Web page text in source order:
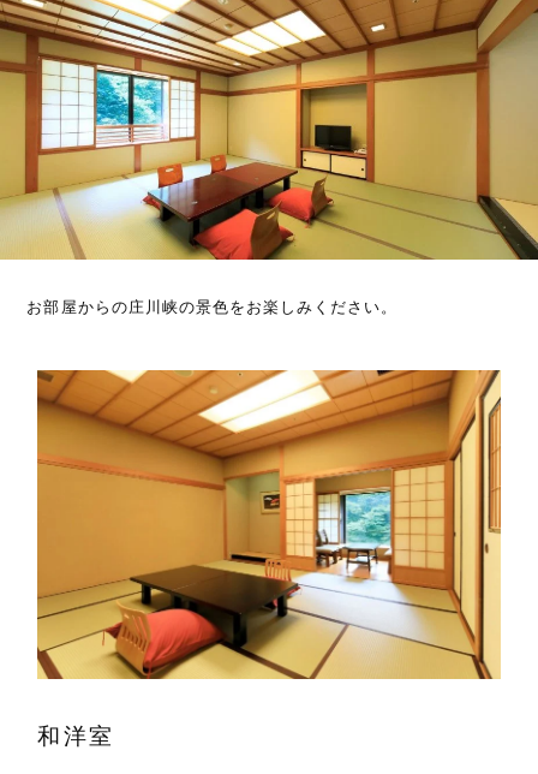
お部屋からの庄川峡の景色をお楽しみください。
和洋室